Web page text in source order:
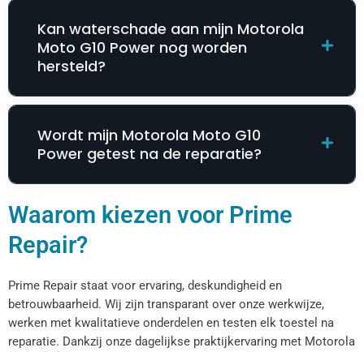
Kan waterschade aan mijn Motorola
Moto G10 Power nog worden
hersteld?
Wordt mijn Motorola Moto G10
Power getest na de reparatie?
Waarom kiezen voor Prime
Repair?
Prime Repair staat voor ervaring, deskundigheid en
betrouwbaarheid. Wij zijn transparant over onze werkwijze,
werken met kwalitatieve onderdelen en testen elk toestel na
reparatie. Dankzij onze dagelijkse praktijkervaring met Motorola